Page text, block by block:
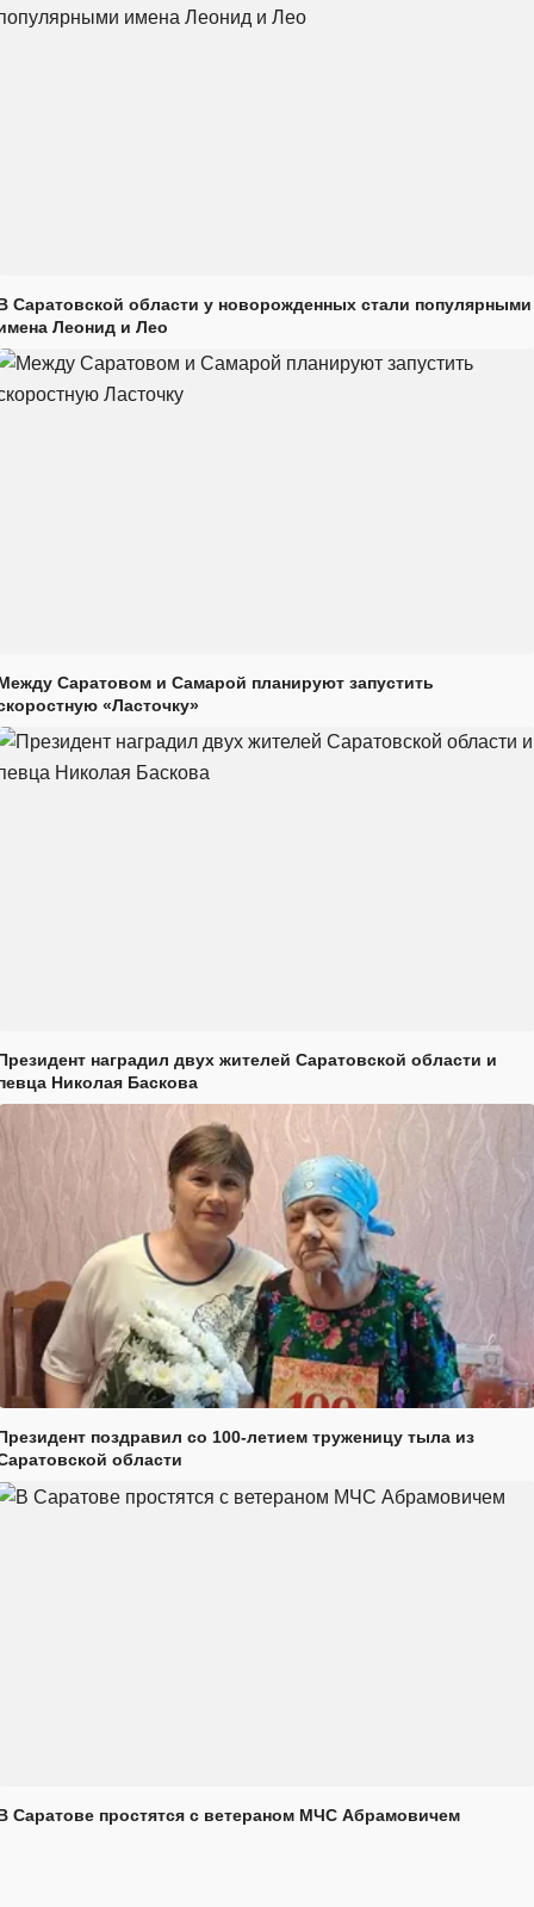
Саратовской области у новорожденных стали популярными
Леонид и Лео
Саратовом и Самарой планируют запустить
«Ласточку»
наградил двух жителей Саратовской области и
Николая Баскова
поздравил со 100-летием труженицу тыла из
области
Саратове простятся с ветераном МЧС Абрамовичем